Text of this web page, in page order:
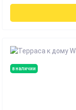
в наличии